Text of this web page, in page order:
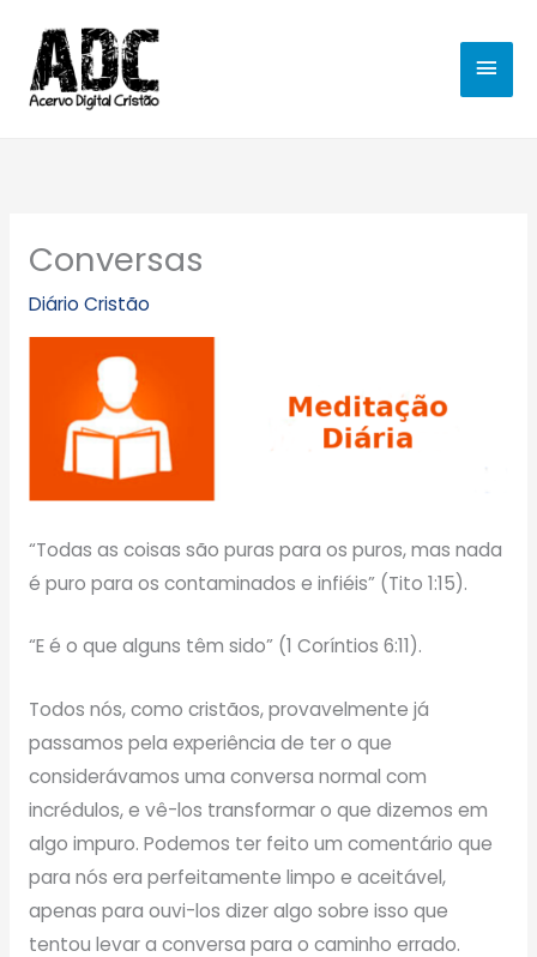
para
conteúdo
Conversas
Diário Cristão
“Todas as coisas são puras para os puros, mas nada
é puro para os contaminados e infiéis” (Tito 1:15).
“E é o que alguns têm sido” (1 Coríntios 6:11).
Todos nós, como cristãos, provavelmente já
passamos pela experiência de ter o que
considerávamos uma conversa normal com
incrédulos, e vê-los transformar o que dizemos em
algo impuro. Podemos ter feito um comentário que
para nós era perfeitamente limpo e aceitável,
apenas para ouvi-los dizer algo sobre isso que
tentou levar a conversa para o caminho errado.